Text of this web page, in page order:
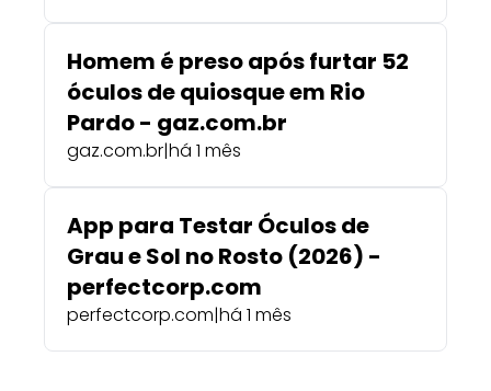
Homem é preso após furtar 52
óculos de quiosque em Rio
Pardo - gaz.com.br
gaz.com.br|há 1 mês
App para Testar Óculos de
Grau e Sol no Rosto (2026) -
perfectcorp.com
perfectcorp.com|há 1 mês